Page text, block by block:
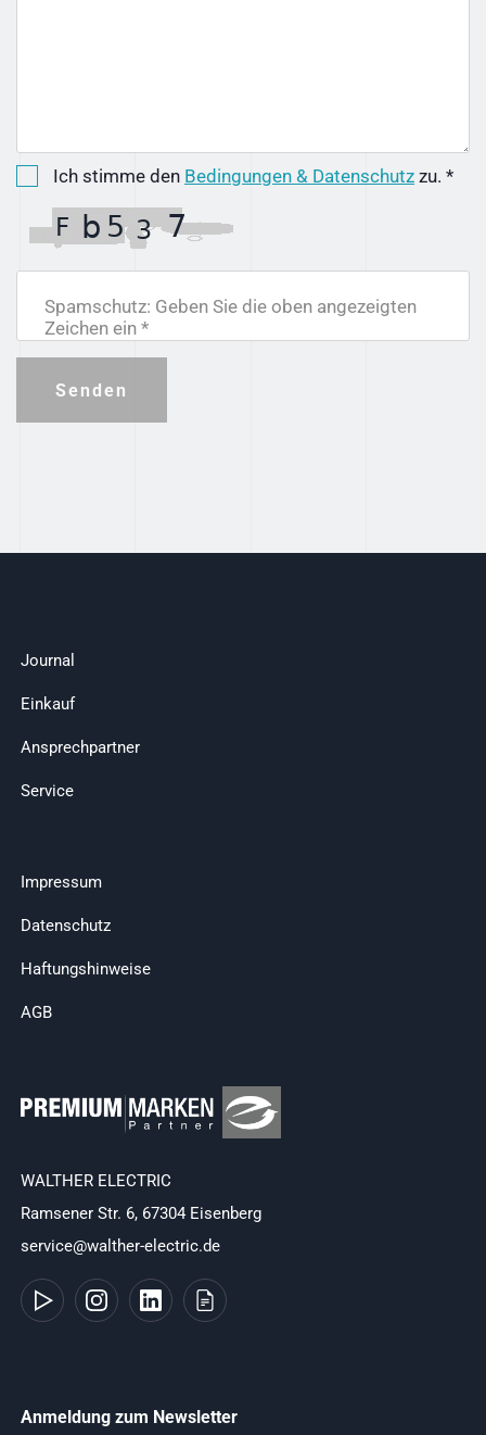
Ich stimme den Bedingungen & Datenschutz zu. *
Spamschutz: Geben Sie die oben angezeigten
Zeichen ein *
Senden
Journal
Einkauf
Ansprechpartner
Service
Impressum
Datenschutz
Haftungshinweise
AGB
WALTHER ELECTRIC
Ramsener Str. 6, 67304 Eisenberg
service@walther-electric.de
Anmeldung zum Newsletter